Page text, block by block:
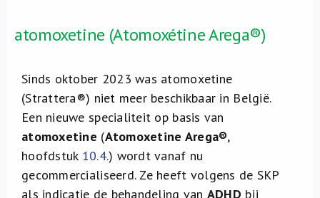
atomoxetine (Atomoxétine Arega®)
Sinds oktober 2023 was atomoxetine
(Strattera®) niet meer beschikbaar in België.
Een nieuwe specialiteit op basis van
atomoxetine (Atomoxetine Arega®,
hoofdstuk 10.4.) wordt vanaf nu
gecommercialiseerd. Ze heeft volgens de SKP
als indicatie de behandeling van ADHD bij